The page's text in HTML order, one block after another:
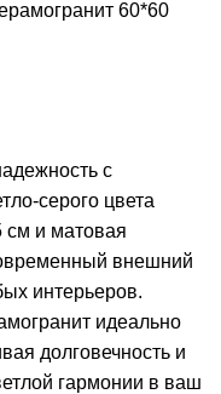
60*60
с
серого цвета
см и матовая
внешний
интерьеров.
идеально
долговечность и
гармонии в ваш